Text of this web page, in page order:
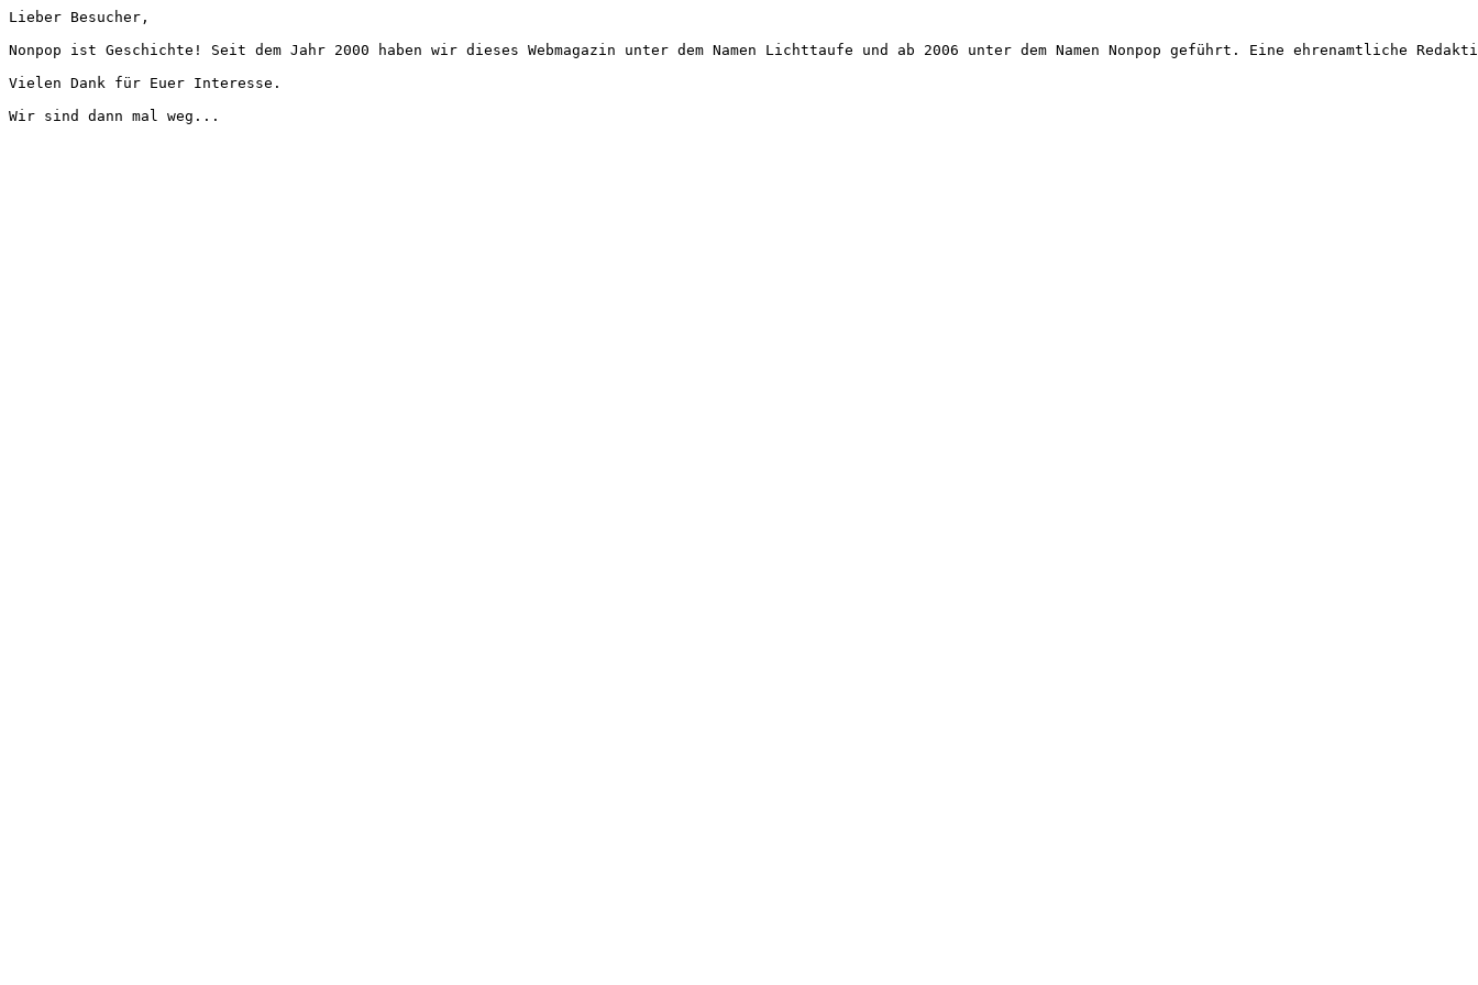
Lieber Besucher,
Nonpop ist Geschichte! Seit dem Jahr 2000 haben wir dieses Webmagazin unter dem Namen Lichttaufe und ab 2006 unter dem Namen Nonpop geführt. Eine ehrenamtliche
Vielen Dank für Euer Interesse.
Wir sind dann mal weg...